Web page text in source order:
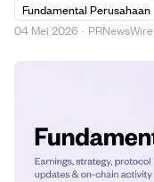
Fundamental Perusahaan
04 Mei 2026 · PRNewsWire